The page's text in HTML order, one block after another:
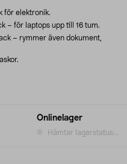
Onlinelager
Hämtar lagerstatus...
för elektronik.
– för laptops upp till 16 tum.
– rymmer även dokument,